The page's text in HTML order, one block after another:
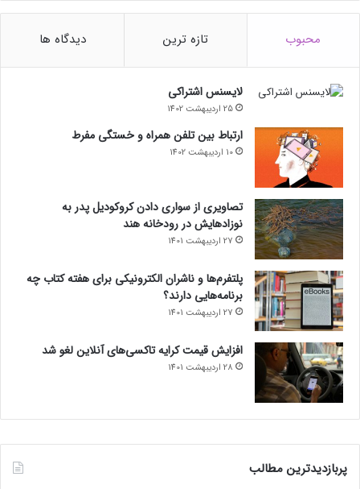
کانال یوتیوب تئو زد. وی. شامپیون به‌نام Rootkid مشاهده کنید.
حتما بخوانید :
فورد با خودرو تندوتیز Mach-E به مسابقات
محبوب تازه ترین دیدگاه ها
لایسنس اشتراکی
25 اردیبهشت 1402
ارتباط بین تلفن همراه و خستگی مفرط
10 اردیبهشت 1402
تصاویری از سواری دادن کروکودیل پدر به
نوزادهایش در رودخانه هند
27 اردیبهشت 1401
پلتفرم‌ها و ناشران الکترونیکی برای هفته کتاب چه
برنامه‌هایی دارند؟
27 اردیبهشت 1401
افزایش قیمت کرایه تاکسی‌های آنلاین لغو شد
28 اردیبهشت 1401
پربازدیدترین مطالب